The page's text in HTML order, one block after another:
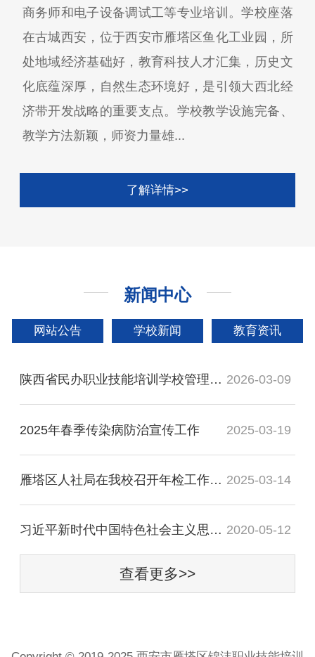
商务师和电子设备调试工等专业培训。学校座落
在古城西安，位于西安市雁塔区鱼化工业园，所
处地域经济基础好，教育科技人才汇集，历史文
化底蕴深厚，自然生态环境好，是引领大西北经
济带开发战略的重要支点。学校教学设施完备、
教学方法新颖，师资力量雄...
了解详情>>
新闻中心
网站公告 学校新闻 教育资讯
陕西省民办职业技能培训学校管理办法 2026-03-09
2025年春季传染病防治宣传工作 2025-03-19
雁塔区人社局在我校召开年检工作推进会 2025-03-14
习近平新时代中国特色社会主义思想与形势与政 2020-05-12
查看更多>>